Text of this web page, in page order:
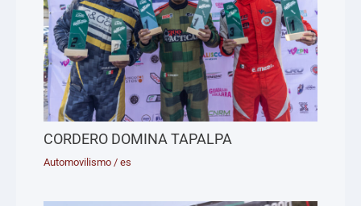
CORDERO DOMINA TAPALPA
Automovilismo /es